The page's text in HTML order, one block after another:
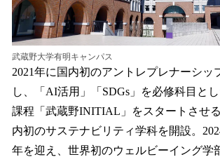
武蔵野大学有明キャンパス
2021年に国内初のアントレプレナーシッ
し、「AI活用」「SDGs」を必修科目と
課程「武蔵野INITIAL」をスタートさせ
内初のサステナビリティ学科を開設。
年を迎え、世界初のウェルビーイング学